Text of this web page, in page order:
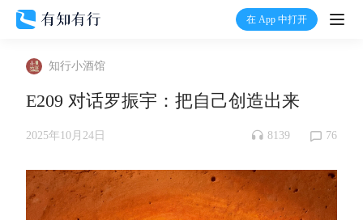
在 App 中打开
打
有行
知行小酒馆
E209 对话罗振宇：把自己创造出来
2025年10月24日 8139 76